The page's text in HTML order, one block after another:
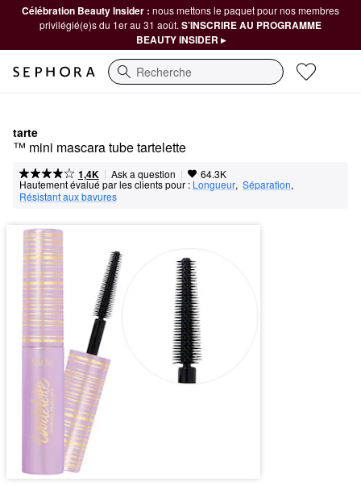
Célébration Beauty Insider : nous mettons le paquet pour nos membres
privilégié(e)s du 1er au 31 août. S’INSCRIRE AU PROGRAMME
BEAUTY INSIDER ▸
Recherche
tarte
™ mini mascara tube tartelette
1,4K | Ask a question | 64.3K
Hautement évalué par les clients pour : Longueur, Séparation,
Résistant aux bavures